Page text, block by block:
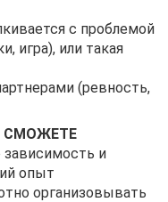
с проблемой
игра), или такая
(ревность,
СМОЖЕТЕ
зависимость и
опыт
организовывать